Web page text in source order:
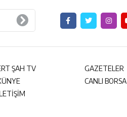
ŞAH TV
GAZETELER
CANLI BORSA